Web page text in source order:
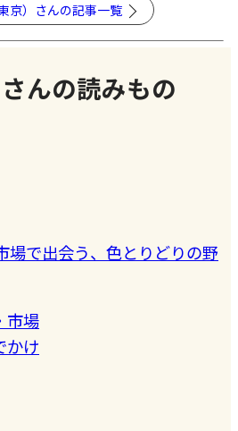
京）さんの記事一覧
んの読みもの
場で出会う、色とりどりの野
市場
かけ